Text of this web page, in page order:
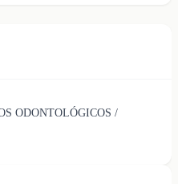
ODONTOLÓGICOS /